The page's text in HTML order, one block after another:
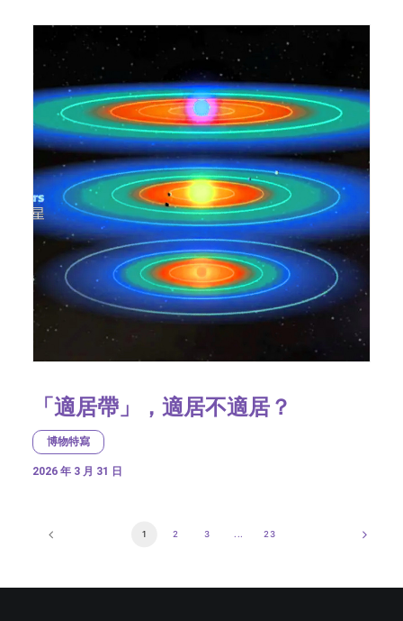
「適居帶」，適居不適居？
博物特寫
2026 年 3 月 31 日
1 2 3 ... 23